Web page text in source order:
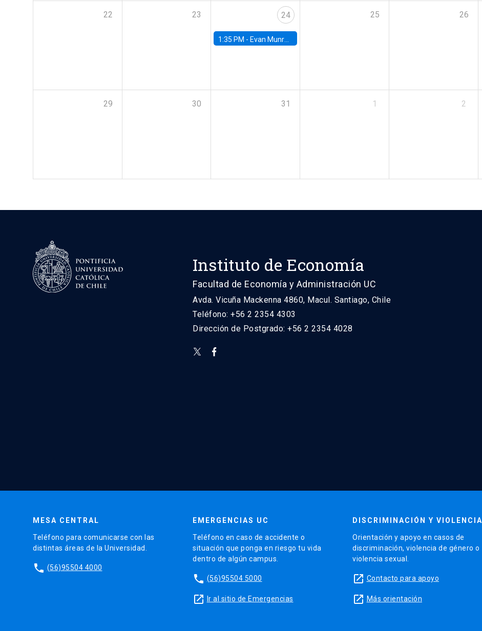
22 23 24
1:35 PM - Evan Munro, Neyman Visiting Assistant Professor in the Department of Statistics at UC Berkeley
25 26
29 30 31 1 2
Instituto de Economía
Facultad de Economía y Administración UC
Avda. Vicuña Mackenna 4860, Macul. Santiago, Chile
Teléfono: +56 2 2354 4303
Dirección de Postgrado: +56 2 2354 4028
MESA CENTRAL
Teléfono para comunicarse con las
distintas áreas de la Universidad.
phone (56)95504 4000
EMERGENCIAS UC
Teléfono en caso de accidente o
situación que ponga en riesgo tu vida
dentro de algún campus.
phone (56)95504 5000
launch Ir al sitio de Emergencias
DISCRIMINACIÓN Y VIOLENCIA
Orientación y apoyo en casos de
discriminación, violencia de género o
violencia sexual.
launch Contacto para apoyo
launch Más orientación